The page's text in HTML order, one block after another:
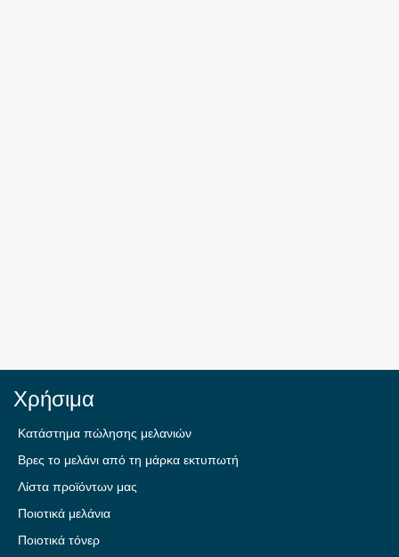
Χρήσιμα
Κατάστημα πώλησης μελανιών
Βρες το μελάνι από τη μάρκα εκτυπωτή
Λίστα προϊόντων μας
Ποιοτικά μελάνια
Ποιοτικά τόνερ